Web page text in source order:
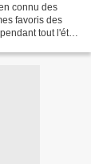
connu des
favoris des
tout l'été